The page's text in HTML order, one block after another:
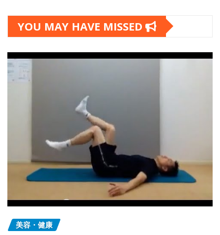
YOU MAY HAVE MISSED
美容・健康